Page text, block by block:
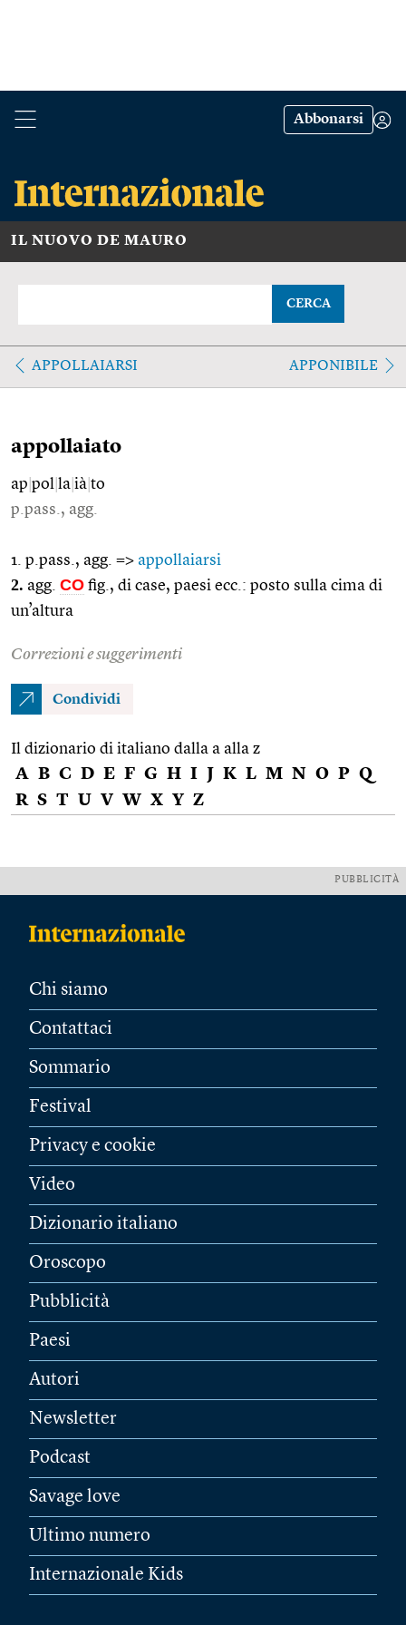
Abbonarsi
IL NUOVO DE MAURO
CERCA
APPOLLAIARSI APPONIBILE
appollaiato
ap pol la ià to
p.pass., agg.
1. p.pass., agg. => appollaiarsi
2. agg. CO fig., di case, paesi ecc.: posto sulla cima di
un’altura
Correzioni e suggerimenti
Condividi
Il dizionario di italiano dalla a alla z
A B C D E F G H I J K L M N O P Q
R S T U V W X Y Z
PUBBLICITÀ
Chi siamo
Contattaci
Sommario
Festival
Privacy e cookie
Video
Dizionario italiano
Oroscopo
Pubblicità
Paesi
Autori
Newsletter
Podcast
Savage love
Ultimo numero
Internazionale Kids